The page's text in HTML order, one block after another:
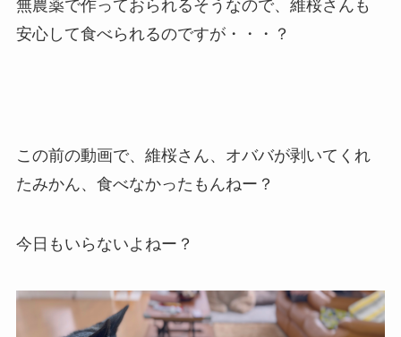
無農薬で作っておられるそうなので、維桜さんも
安心して食べられるのですが・・・？
この前の動画で、維桜さん、オババが剥いてくれ
たみかん、食べなかったもんねー？
今日もいらないよねー？